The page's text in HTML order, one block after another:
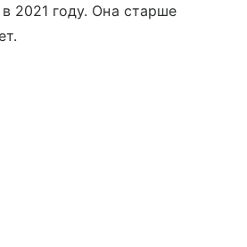
2021 году. Она старше